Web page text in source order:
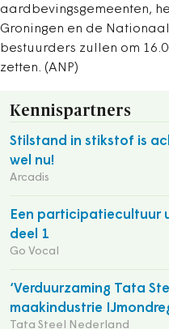
aardbevingsgemeenten,
Groningen en de
bestuurders zullen om
zetten. (ANP)
Kennispartners
Stilstand in stikstof is
wel nu!
Arcadis
Een participatiecultuur
deel 1
Go Vocal
‘Verduurzaming Tata
maakindustrie
Tata Steel Nederland